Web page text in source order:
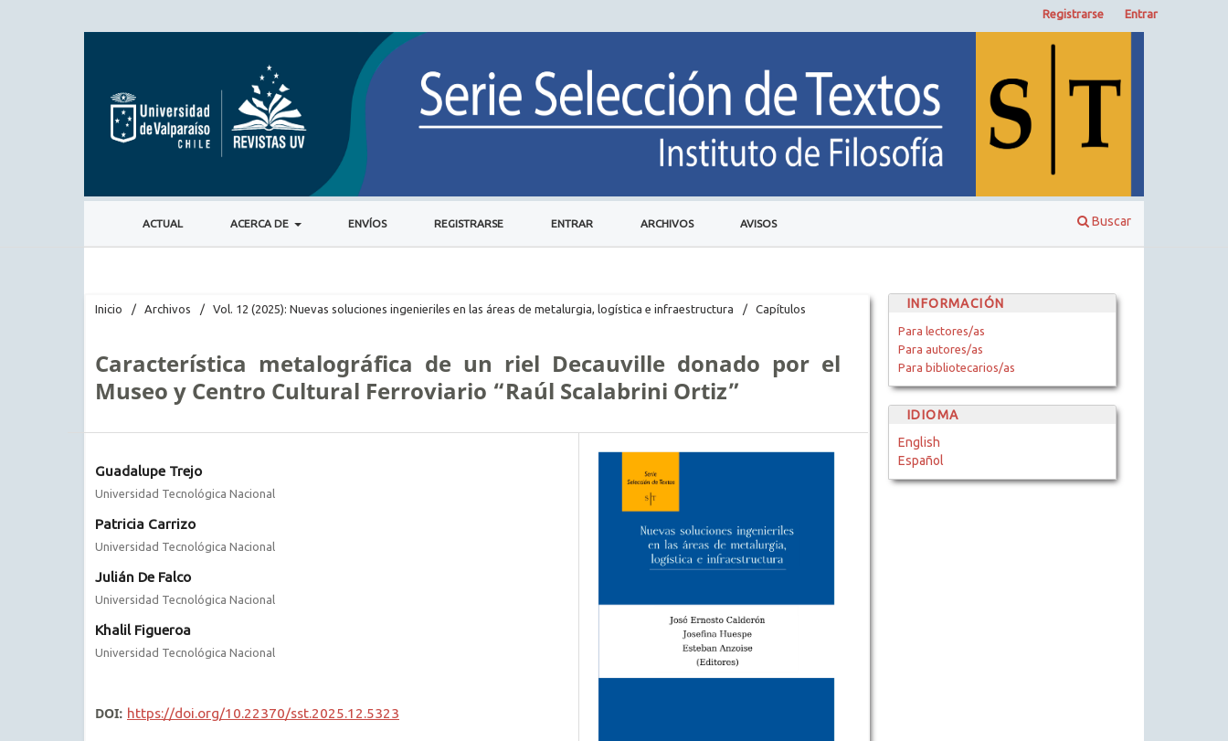
ACTUAL ACERCA DE ENVÍOS REGISTRARSE ENTRAR ARCHIVOS AVISOS Buscar
Registrarse Entrar
Inicio / Archivos / Vol. 12 (2025): Nuevas soluciones ingenieriles en las áreas de metalurgia, logística e infraestructura / Capítulos
Característica metalográfica de un riel Decauville donado por el
Museo y Centro Cultural Ferroviario “Raúl Scalabrini Ortiz”
Guadalupe Trejo
Universidad Tecnológica Nacional
Patricia Carrizo
Universidad Tecnológica Nacional
Julián De Falco
Universidad Tecnológica Nacional
Khalil Figueroa
Universidad Tecnológica Nacional
DOI: https://doi.org/10.22370/sst.2025.12.5323
INFORMACIÓN
Para lectores/as
Para autores/as
Para bibliotecarios/as
IDIOMA
English
Español